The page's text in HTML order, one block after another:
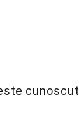
cunoscut